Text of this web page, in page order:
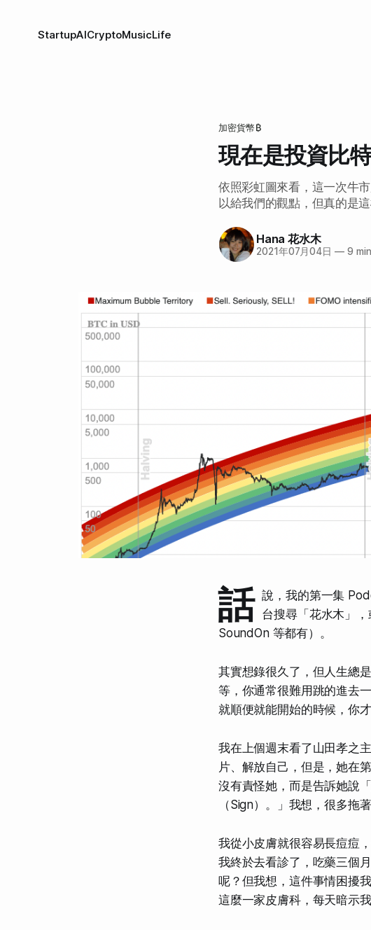
StartupAICryptoMusicLife
加密貨幣₿
現在是投資比
依照彩虹圖來看，這一次牛
以給我們的觀點，但真的是
Hana 花水木
2021年07月04日 —9
話 說，我的第一集
台搜尋「花水木」，
SoundOn 等都有）。
其實想錄很久了，但人生總是
等，你通常很難用跳的進去
就順便就能開始的時候，你才
我在上個週末看了山田孝之
片、解放自己，但是，她在
沒有責怪她，而是告訴她說
（Sign）。」我想，很多拖
我從小皮膚就很容易長痘痘
我終於去看診了，吃藥三個
呢？但我想，這件事情困擾
這麼一家皮膚科，每天暗示